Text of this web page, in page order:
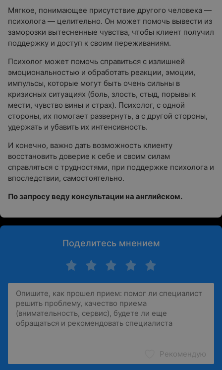
Мягкое, понимающее присутствие другого человека —
психолога — целительно. Он может помочь вывести из
заморозки вытесненные чувства, чтобы клиент получил
поддержку и доступ к своим переживаниям.
Психолог может помочь справиться с излишней
эмоциональностью и обработать реакции, эмоции,
импульсы, которые могут быть очень сильны в
кризисных ситуациях (боль, злость, стыд, порывы к
мести, чувство вины и страх). Психолог, с одной
стороны, их помогает развернуть, а с другой стороны,
удержать и убавить их интенсивность.
И конечно, важно дать возможность клиенту
восстановить доверие к себе и своим силам
справляться с трудностями, при поддержке психолога и
впоследствии, самостоятельно.
По запросу веду консультации на английском.
Поделитесь мнением
Рекомендую